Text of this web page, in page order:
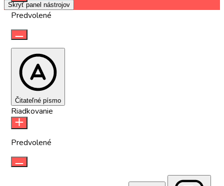
Skryť panel nástrojov
Predvolené
Čitateľné písmo
Riadkovanie
Predvolené